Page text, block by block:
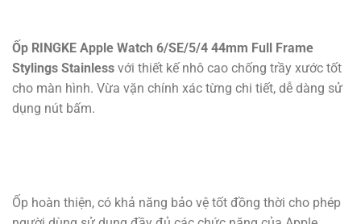
Ốp RINGKE Apple Watch 6/SE/5/4 44mm Full Frame
Stylings Stainless với thiết kế nhô cao chống trầy xước tốt
cho màn hình. Vừa vặn chính xác từng chi tiết, dễ dàng sử
dụng nút bấm.
Ốp hoàn thiện, có khả năng bảo vệ tốt đồng thời cho phép